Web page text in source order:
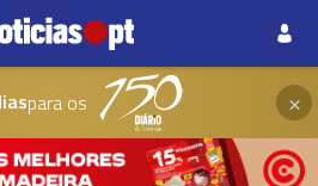
para os ×